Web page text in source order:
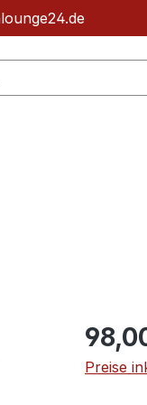
Preise